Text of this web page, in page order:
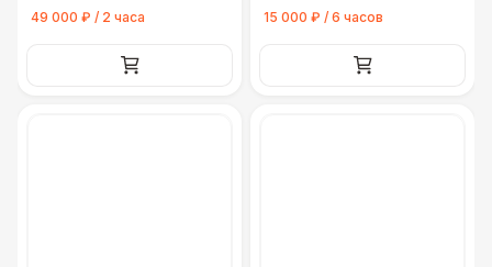
49 000 ₽ / 2 часа
15 000 ₽ / 6 часов